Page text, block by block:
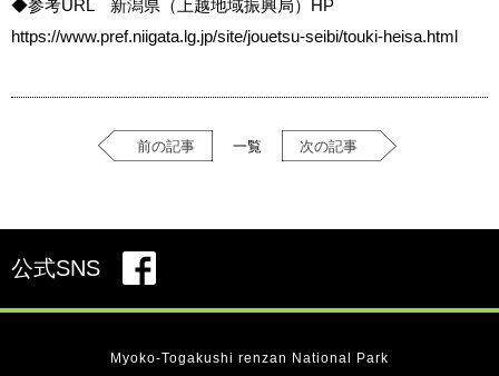
◆参考URL 新潟県（上越地域振興局）HP
https://www.pref.niigata.lg.jp/site/jouetsu-seibi/touki-heisa.html
前の記事 一覧 次の記事
公式SNS
Myoko-Togakushi renzan National Park